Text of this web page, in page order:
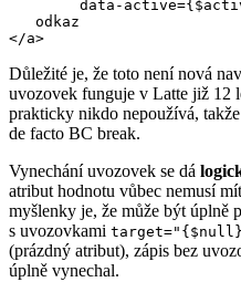
   odkaz
Důležité je, že toto není nová
uvozovek funguje v Latte již 12
prakticky nikdo nepoužívá,
de facto BC break.
Vynechání uvozovek se dá
atribut hodnotu vůbec nemusí
myšlenky je, že může být úplně
s uvozovkami
(prázdný atribut), zápis bez
úplně vynechal.